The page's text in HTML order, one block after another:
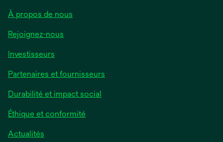
À propos de nous
Rejoignez-nous
Investisseurs
Partenaires et fournisseurs
Durabilité et impact social
Éthique et conformité
Actualités